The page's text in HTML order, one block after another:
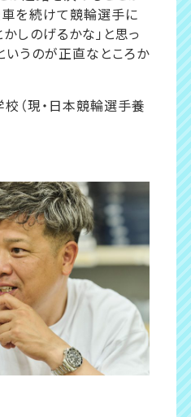
車を続けて競輪選手に
しのげるかな」と思っ
いうのが正直なところか
（現・日本競輪選手養